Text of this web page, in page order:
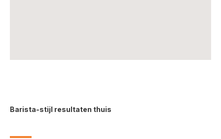
Barista-stijl resultaten thuis